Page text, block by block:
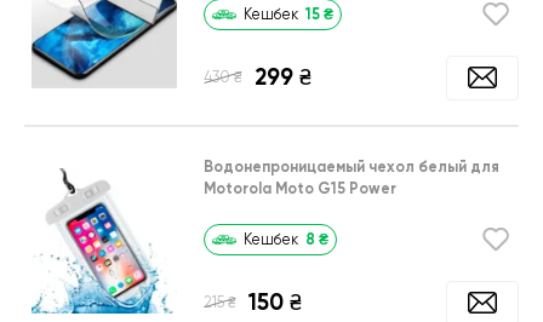
Кешбек 15 ₴
430 ₴ 299 ₴
Водонепроницаемый чехол белый для
Motorola Moto G15 Power
Кешбек 8 ₴
215 ₴ 150 ₴